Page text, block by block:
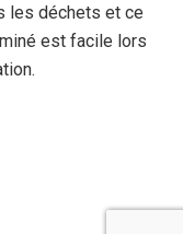
les déchets et ce
est facile lors